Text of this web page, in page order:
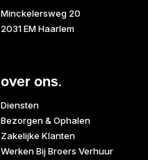
Minckelersweg 20
2031 EM Haarlem
over ons.
Diensten
Bezorgen & Ophalen
Zakelijke Klanten
Werken Bij Broers Verhuur